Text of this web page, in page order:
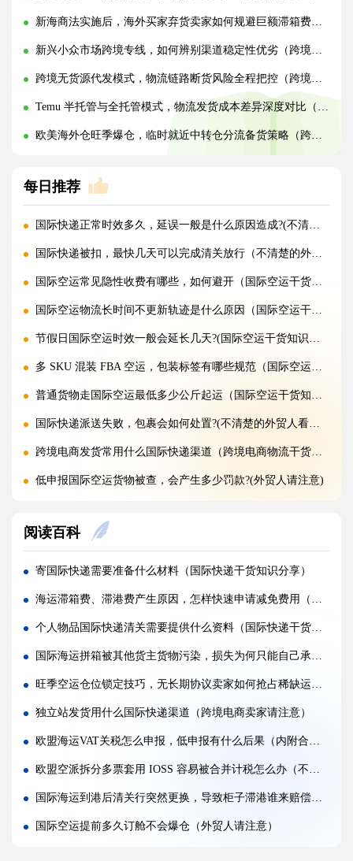
新海商法实施后，海外买家弃货卖家如何规避巨额滞箱费（跨境电商卖家必看篇）
新兴小众市场跨境专线，如何辨别渠道稳定性优劣（跨境物流干货知识分享）
跨境无货源代发模式，物流链路断货风险全程把控（跨境物流干货知识分享）
Temu 半托管与全托管模式，物流发货成本差异深度对比（跨境物流干货知识分享）
欧美海外仓旺季爆仓，临时就近中转仓分流备货策略（跨境电商卖家请注意）
每日推荐
国际快递正常时效多久，延误一般是什么原因造成?(不清楚的外贸人看过来)
国际快递被扣，最快几天可以完成清关放行（不清楚的外贸人看过来）
国际空运常见隐性收费有哪些，如何避开（国际空运干货知识分享）
国际空运物流长时间不更新轨迹是什么原因（国际空运干货知识分享）
节假日国际空运时效一般会延长几天?(国际空运干货知识分享)
多 SKU 混装 FBA 空运，包装标签有哪些规范（国际空运干货知识分享）
普通货物走国际空运最低多少公斤起运（国际空运干货知识分享）
国际快递派送失败，包裹会如何处置?(不清楚的外贸人看过来)
跨境电商发货常用什么国际快递渠道（跨境电商物流干货知识分享）
低申报国际空运货物被查，会产生多少罚款?(外贸人请注意)
整托盘空运颠簸散架，缠绕膜与打包带规范用法是什么?(国际空运干货知识分享)
亚马逊新规落地，空运带电产品入仓有哪些新增限制?(亚马逊卖家请注意)
多国中转空运，过境海关查验该如何配合举证（国际空运干货知识分享）
多 SKU 混装托盘空运，如何装箱能减少亚马逊人工分拣拉长上架时长?(国际空运干货知识分享)
国际空运低申报被海关预警，第一次预警还有哪些补救放行办法(外贸人请注意)
美国 5106 备案不全，空派货物一定会被扣吗?(不清楚的跨境电商卖家看过来)
亚马逊入仓排队，空派如何缩短上架等待时间?(亚马逊卖家必看篇)
跨境电商 FBA 空运，自主 VAT 清关和集体包税清关分别适配什么场景（亚马逊卖家请注意）
凌晨落地的红眼航班空运，末端机场分拣会额外拉长多久派送时效?(不清楚的外贸人看过来)
阅读百科
寄国际快递需要准备什么材料（国际快递干货知识分享）
海运滞箱费、滞港费产生原因，怎样快速申请减免费用（国际海运干货知识分享）
个人物品国际快递清关需要提供什么资料（国际快递干货知识分享）
国际海运拼箱被其他货主货物污染，损失为何只能自己承担（国际海运干货知识分享）
旺季空运仓位锁定技巧，无长期协议卖家如何抢占稀缺运力（国际空运干货知识分享）
独立站发货用什么国际快递渠道（跨境电商卖家请注意）
欧盟海运VAT关税怎么申报，低申报有什么后果（内附合规申报建议）
欧盟空派拆分多票套用 IOSS 容易被合并计税怎么办（不清楚的跨境电商卖家请注意）
国际海运到港后清关行突然更换，导致柜子滞港谁来赔偿（不清楚的跨境电商卖家请看过来）
国际空运提前多久订舱不会爆仓（外贸人请注意）